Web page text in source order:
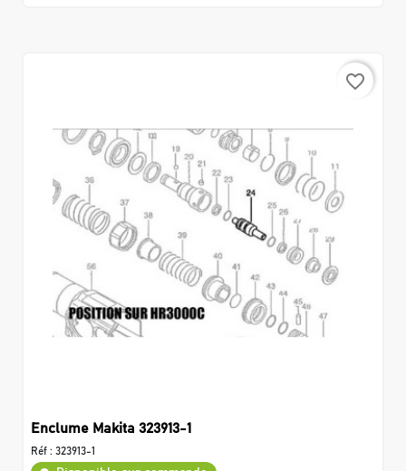
favorite_border
Enclume Makita 323913-1
Réf : 323913-1